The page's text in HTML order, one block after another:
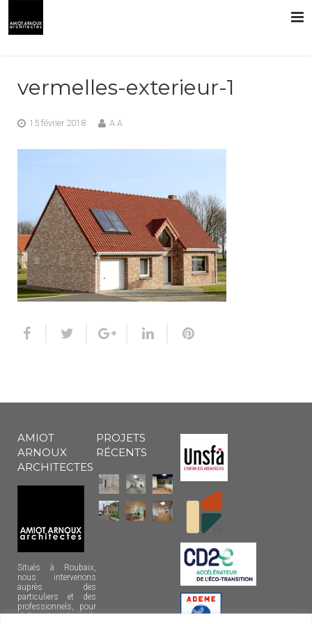
vermelles-exterieur-1
15 février 2018 A A
AMIOT
ARNOUX
ARCHITECTES
Situés à Roubaix,
nous intervenons
auprès des
particuliers et des
professionnels, pour
réaliser tout type de
PROJETS
RÉCENTS